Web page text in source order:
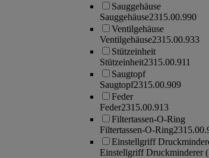
Sauggehäuse
Sauggehäuse2315.00.990
Ventilgehäuse
Ventilgehäuse2315.00.933
Stützeinheit
Stützeinheit2315.00.911
Saugtopf
Saugtopf2315.00.909
Feder
Feder2315.00.913
Filtertassen-O-Ring
Filtertassen-O-Ring
Einstellgriff
Einstellgriff Druckminderer